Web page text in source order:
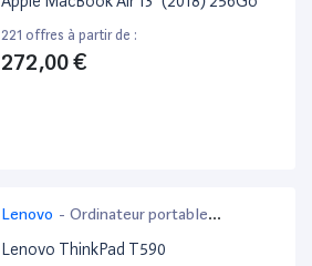
221 offres à partir de :
272,00 €
Lenovo - Ordinateur portable
bureautique
Lenovo ThinkPad T590